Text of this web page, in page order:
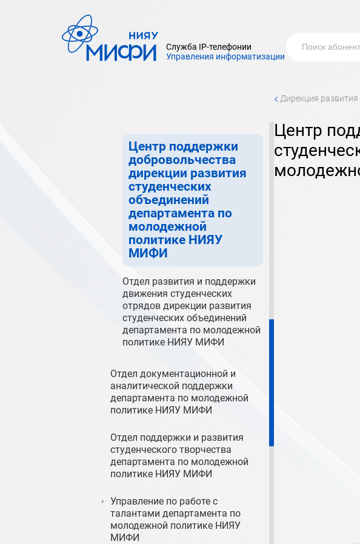
Служба IP-телефонии
Управления информатизации
Отдел развития
студенческого
Центр поддержки
добровольчества
дирекции развития
студенческих
объединений
департамента по
молодежной
политике НИЯУ
МИФИ
Отдел развития и поддержки
движения студенческих
отрядов дирекции развития
студенческих объединений
департамента по молодежной
политике НИЯУ МИФИ
Отдел документационной и
аналитической поддержки
департамента по молодежной
политике НИЯУ МИФИ
Отдел поддержки и развития
студенческого творчества
департамента по молодежной
политике НИЯУ МИФИ
Управление по работе с
талантами департамента по
молодежной политике НИЯУ
МИФИ
< дирекция
центр поддержки добровольчества дирекции развития